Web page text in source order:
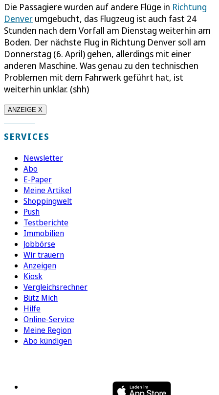
Die Passagiere wurden auf andere Flüge in Richtung
Denver umgebucht, das Flugzeug ist auch fast 24
Stunden nach dem Vorfall am Dienstag weiterhin am
Boden. Der nächste Flug in Richtung Denver soll am
Donnerstag (6. April) gehen, allerdings mit einer
anderen Maschine. Was genau zu den technischen
Problemen mit dem Fahrwerk geführt hat, ist
weiterhin unklar. (shh)
ANZEIGE X
SERVICES
Newsletter
Abo
E-Paper
Meine Artikel
Shoppingwelt
Push
Testberichte
Immobilien
Jobbörse
Wir trauern
Anzeigen
Kiosk
Vergleichsrechner
Bütz Mich
Hilfe
Online-Service
Meine Region
Abo kündigen